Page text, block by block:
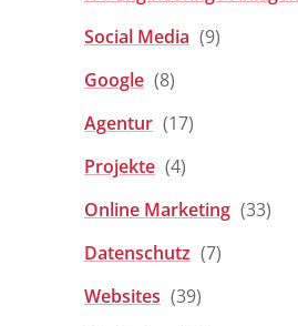
Social Media (9)
Google (8)
Agentur (17)
Projekte (4)
Online Marketing (33)
Datenschutz (7)
Websites (39)